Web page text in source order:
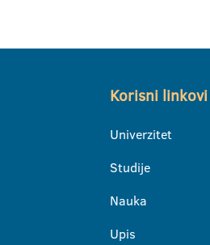
Korisni linkovi
Univerzitet
Studije
Nauka
Upis